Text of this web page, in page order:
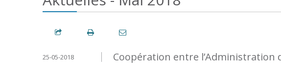
Coopération entre l’Administration
25-05-2018